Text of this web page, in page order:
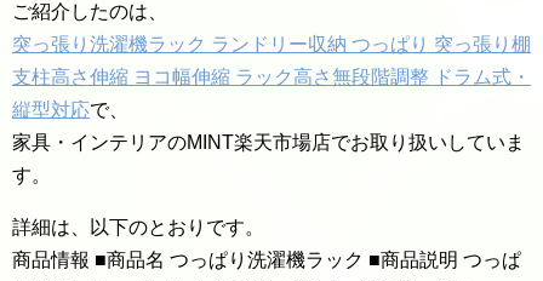
ご紹介したのは、
突っ張り洗濯機ラック ランドリー収納 つっぱり 突っ張り棚
支柱高さ伸縮 ヨコ幅伸縮 ラック高さ無段階調整 ドラム式・
縦型対応で、
家具・インテリアのMINT楽天市場店でお取り扱いしていま
す。
詳細は、以下のとおりです。
商品情報 ■商品名 つっぱり洗濯機ラック ■商品説明 つっぱ